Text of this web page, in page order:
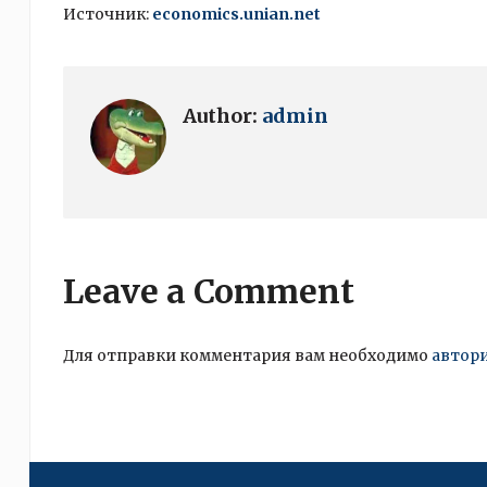
Источник: economics.unian.net
Author: admin
Leave a Comment
Для отправки комментария вам необходимо